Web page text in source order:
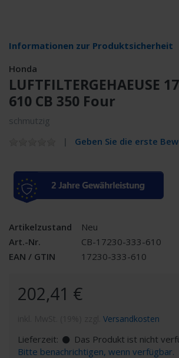
Informationen zur Produktsicherheit
Honda
LUFTFILTERGEHAEUSE
610 CB 350 Four
schmutzig
Geben Sie die erste
Artikelzustand
Neu
Art.-Nr.
CB-17230-333-610
EAN / GTIN
17230-333-610
202,41 €
Versandkosten
Lieferzeit:
Das Produkt ist nicht
Bitte benachrichtigen, wenn verfügbar.